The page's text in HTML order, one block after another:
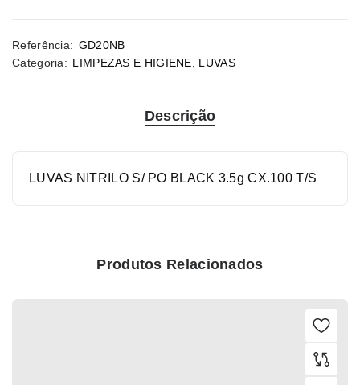
Referência: GD20NB
Categoria: LIMPEZAS E HIGIENE LUVAS
Descrição
LUVAS NITRILO S/ PO BLACK 3.5g CX.100 T/S
Produtos Relacionados